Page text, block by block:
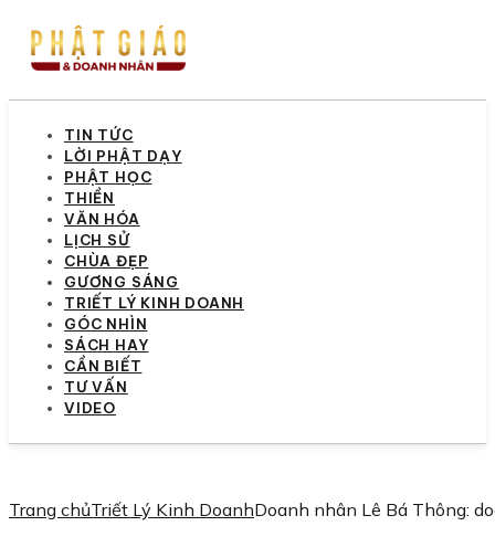
TIN TỨC
LỜI PHẬT DẠY
PHẬT HỌC
THIỀN
VĂN HÓA
LỊCH SỬ
CHÙA ĐẸP
GƯƠNG SÁNG
TRIẾT LÝ KINH DOANH
GÓC NHÌN
SÁCH HAY
CẦN BIẾT
TƯ VẤN
VIDEO
Trang chủTriết Lý Kinh DoanhDoanh nhân Lê Bá Thông: